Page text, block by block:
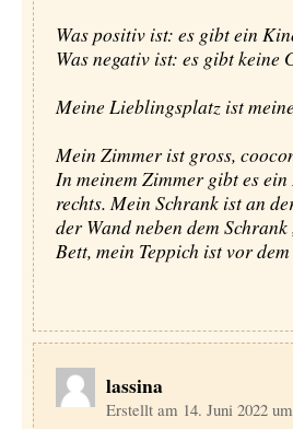
Was positiv ist: es gibt ein
Was negativ ist: es gibt keine
Meine Lieblingsplatz ist
Mein Zimmer ist gross,
In meinem Zimmer gibt es
rechts. Mein Schrank ist an
der Wand neben dem
Bett, mein Teppich ist vor
lassina
Erstellt am 14. Juni 2022